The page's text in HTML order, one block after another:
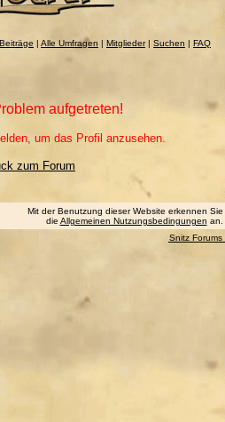
| Alle Umfragen | Mitglieder| Suchen | FAQ
aufgetreten!
um das Profil anzusehen.
zum Forum
Mit der Benutzung dieser Website erkennen Sie
die Allgemeinen Nutzungsbedingungen an.
Snitz Forums